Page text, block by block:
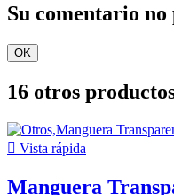
Su comentario no
OK
16 otros
 Vista rápida
Manguera